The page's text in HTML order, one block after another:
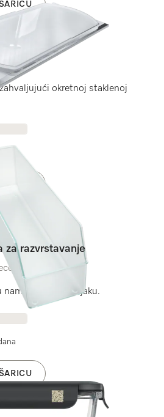
okretnoj staklenoj
za razvrstavanje
namirnica u hladnjaku.